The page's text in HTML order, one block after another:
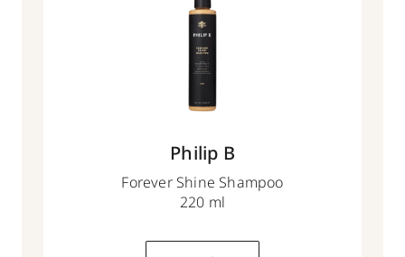
Philip B
Forever Shine Shampoo
220 ml